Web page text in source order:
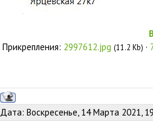
Прикрепления: 2997612.jpg (11.2 Kb) ·
Дата: Воскресенье, 14 Марта 2021,